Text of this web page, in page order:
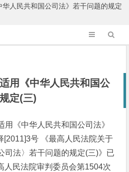
人民共和国公司法》若干问题的规定
用《中华人民共和国公
定(三)
用《中华人民共和国公司法》
[2011]3号 《最高人民法院关于
司法〉若干问题的规定(三)》已
人民法院审判委员会第1504次